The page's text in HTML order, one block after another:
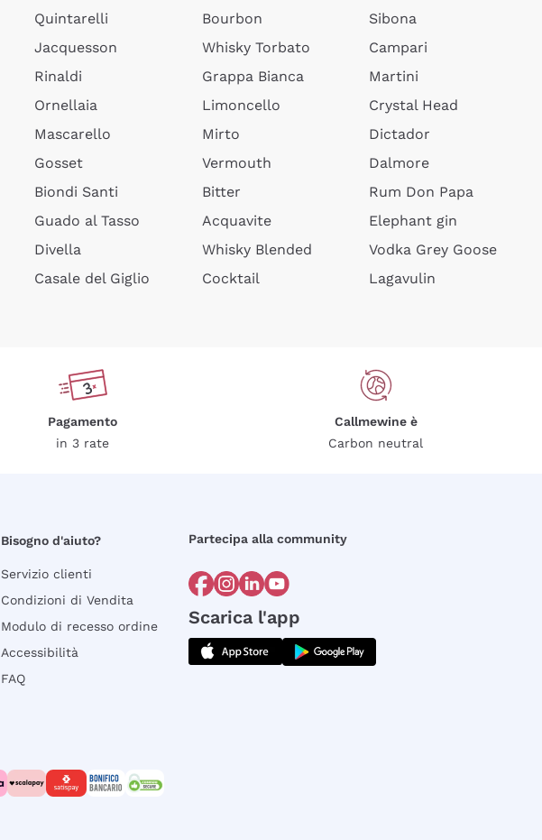
Quintarelli
Jacquesson
Rinaldi
Ornellaia
Mascarello
Gosset
Biondi Santi
Guado al Tasso
Divella
Casale del Giglio
Bourbon
Whisky Torbato
Grappa Bianca
Limoncello
Mirto
Vermouth
Bitter
Acquavite
Whisky Blended
Cocktail
Sibona
Campari
Martini
Crystal Head
Dictador
Dalmore
Rum Don Papa
Elephant gin
Vodka Grey Goose
Lagavulin
Pagamento
in 3 rate
Callmewine è
Carbon neutral
Bisogno d'aiuto?
Servizio clienti
Condizioni di Vendita
Modulo di recesso ordine
Accessibilità
FAQ
Partecipa alla community
Scarica l'app